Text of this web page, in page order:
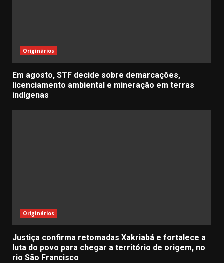
Originários
Em agosto, STF decide sobre demarcações,
licenciamento ambiental e mineração em terras
indígenas
Originários
Justiça confirma retomadas Xakriabá e fortalece a
luta do povo para chegar a território de origem, no
rio São Francisco